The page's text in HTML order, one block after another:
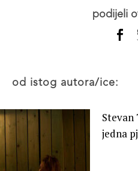
podijeli
od istog autora/ice:
Stevan
jedna